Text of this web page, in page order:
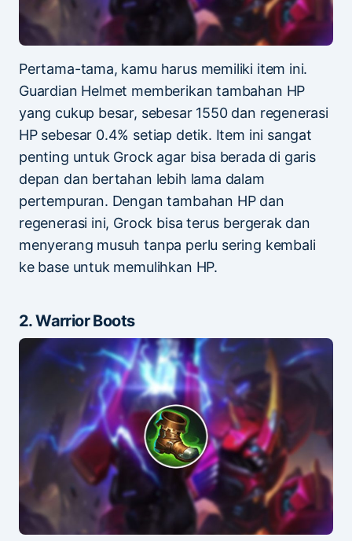
Pertama-tama, kamu harus memiliki item ini.
Guardian Helmet memberikan tambahan HP
yang cukup besar, sebesar 1550 dan regenerasi
HP sebesar 0.4% setiap detik. Item ini sangat
penting untuk Grock agar bisa berada di garis
depan dan bertahan lebih lama dalam
pertempuran. Dengan tambahan HP dan
regenerasi ini, Grock bisa terus bergerak dan
menyerang musuh tanpa perlu sering kembali
ke base untuk memulihkan HP.
2. Warrior Boots